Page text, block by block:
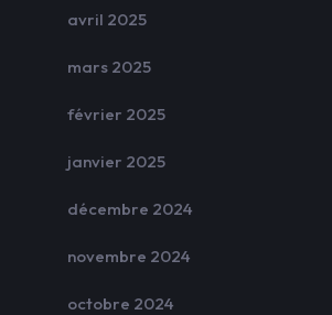
avril 2025
mars 2025
février 2025
janvier 2025
décembre 2024
novembre 2024
octobre 2024